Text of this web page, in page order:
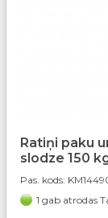
Ratiņi paku
slodze 150
Pas. kods:
1 gab atrodas